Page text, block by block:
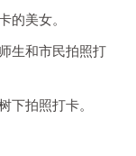
的美女。
生和市民拍照打
下拍照打卡。